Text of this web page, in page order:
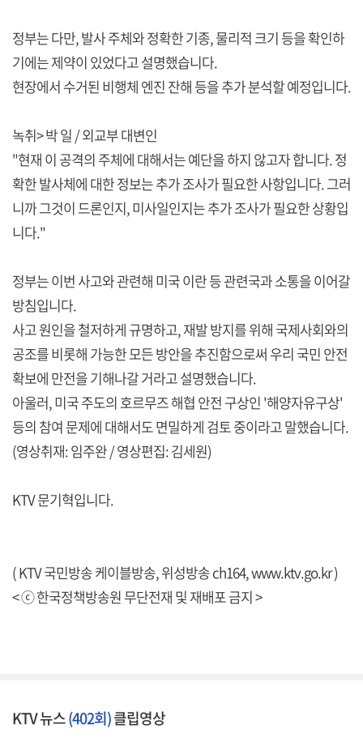
정부는 다만, 발사 주체와 정확한 기종, 물리적 크기 등을 확인하
기에는 제약이 있었다고 설명했습니다.
현장에서 수거된 비행체 엔진 잔해 등을 추가 분석할 예정입니다.
녹취> 박 일 / 외교부 대변인
"현재 이 공격의 주체에 대해서는 예단을 하지 않고자 합니다. 정
확한 발사체에 대한 정보는 추가 조사가 필요한 사항입니다. 그러
니까 그것이 드론인지, 미사일인지는 추가 조사가 필요한 상황입
니다."
정부는 이번 사고와 관련해 미국 이란 등 관련국과 소통을 이어갈
방침입니다.
사고 원인을 철저하게 규명하고, 재발 방지를 위해 국제사회와의
공조를 비롯해 가능한 모든 방안을 추진함으로써 우리 국민 안전
확보에 만전을 기해나갈 거라고 설명했습니다.
아울러, 미국 주도의 호르무즈 해협 안전 구상인 '해양자유구상'
등의 참여 문제에 대해서도 면밀하게 검토 중이라고 말했습니다.
(영상취재: 임주완 / 영상편집: 김세원)
KTV 문기혁입니다.
( KTV 국민방송 케이블방송, 위성방송 ch164,www.ktv.go.kr)
< ⓒ 한국정책방송원 무단전재 및 재배포 금지 >
KTV 뉴스(402회)클립영상